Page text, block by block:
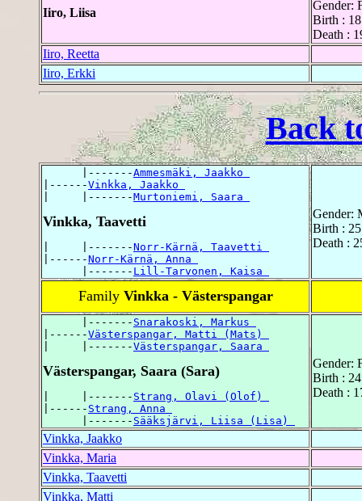
Iiro, Liisa
Gender:
Birth :
Death :
Iiro, Reetta
Iiro, Erkki
Back
      |-------
Ammesmäki, Jaakko
|------Vinkka, Jaakko
|     |-------Murtoniemi, Saara
Vinkka, Taavetti
|     |-------Norr-Kärnä, Taavetti
|------Norr-Kärnä, Anna
      |-------
Lill-Tarvonen, Kaisa
Gender:
Birth :
Death :
Family Vinkka - Västerspangar
      |-------
Snarakoski, Markus
|------Västerspangar, Matti (Mats)
|     |-------Västerspangar, Saara
Västerspangar, Saara (Sara)
|     |------- Strang, Olavi (Olof)
|------ Strang, Anna
      |-------
Sääksjärvi, Liisa (Lisa)
Gender:
Birth :
Death :
Vinkka, Jaakko
Vinkka, Maria
Vinkka, Taavetti
Vinkka, Matti